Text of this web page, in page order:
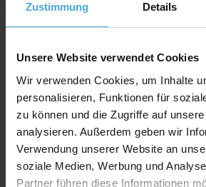
Zustimmung Details
Unsere Website verwendet Cookies
Wir verwenden Cookies, um Inhalte
personalisieren, Funktionen für
zu können und die Zugriffe auf
analysieren. Außerdem geben wir
Verwendung unserer Website an
soziale Medien, Werbung und
Partner führen diese Informationen
- Drucke, Poster und Fotos
- Displays und Präsentationen
Verarbeitung
Lagern Sie Kunstdrucke und
Leichtschaumplatten unter
Bedingungen. Unterschiedliche
Blasen- und Faltenbildung führen.
Aufziehobjekts muss trocken und
Aufgrund der veränderbaren
Klimaschwankungen bei Karton,